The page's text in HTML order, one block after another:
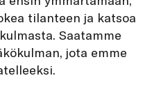
tilanteen ja katsoa
Saatamme
jota emme